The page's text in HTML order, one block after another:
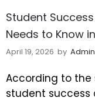
Student
Needs to Know
April 19, 2026 by
According to the
student success